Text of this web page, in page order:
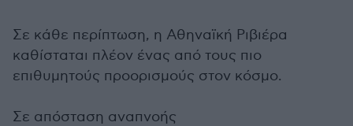
Σε κάθε περίπτωση, η Αθηναϊκή Ριβιέρα
καθίσταται πλέον ένας από τους πιο
επιθυμητούς προορισμούς στον κόσμο.
Σε απόσταση αναπνοής